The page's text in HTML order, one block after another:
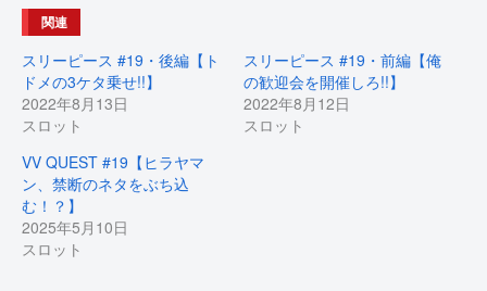
て
T
w
t
t
e
r
で
共
(
新
し
い
ウ
ィ
ン
ド
ウ
共
有
す
る
に
リ
ッ
ク
し
く
だ
関連
スリーピース #19・後編【ト
ドメの3ケタ乗せ!!】
2022年8月13日
スロット
スリーピース #19・前編【俺
の歓迎会を開催しろ!!】
2022年8月12日
スロット
VV QUEST #19【ヒラヤマ
ン、禁断のネタをぶち込
む！？】
2025年5月10日
スロット